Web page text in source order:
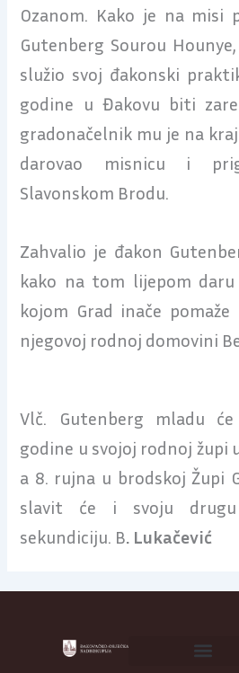
Ozanom. Kako je na misi
Gutenberg Sourou
služio svoj đakonski
godine u Đakovu biti
gradonačelnik mu je na
darovao misnicu i
Slavonskom Brodu.
Zahvalio je đakon
kako na tom lijepom
kojom Grad inače
njegovoj rodnoj domovini
Vlč. Gutenberg mladu
godine u svojoj rodnoj župi
a 8. rujna u brodskoj Župi
slavit će i svoju
sekundiciju. B. Lukačević